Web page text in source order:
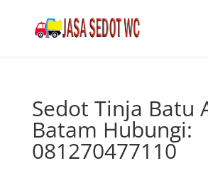
Sedot Tinja Batu
Batam Hubungi:
081270477110